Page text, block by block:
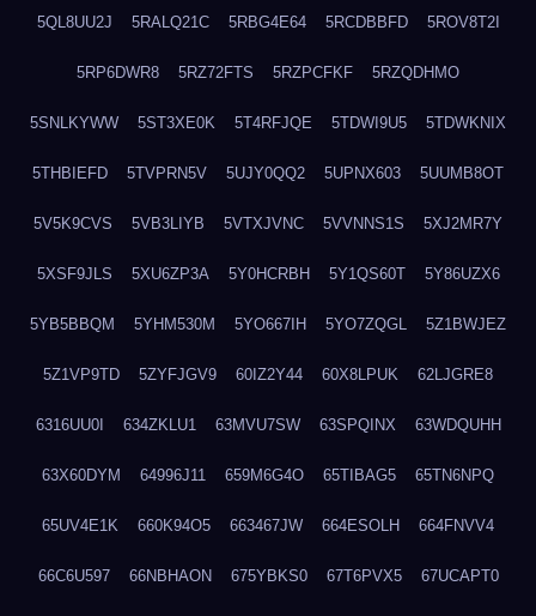
5QL8UU2J 5RALQ21C 5RBG4E64 5RCDBBFD 5ROV8T2I
5RP6DWR8 5RZ72FTS 5RZPCFKF 5RZQDHMO
5SNLKYWW 5ST3XE0K 5T4RFJQE 5TDWI9U5 5TDWKNIX
5THBIEFD 5TVPRN5V 5UJY0QQ2 5UPNX603 5UUMB8OT
5V5K9CVS 5VB3LIYB 5VTXJVNC 5VVNNS1S 5XJ2MR7Y
5XSF9JLS 5XU6ZP3A 5Y0HCRBH 5Y1QS60T 5Y86UZX6
5YB5BBQM 5YHM530M 5YO667IH 5YO7ZQGL 5Z1BWJEZ
5Z1VP9TD 5ZYFJGV9 60IZ2Y44 60X8LPUK 62LJGRE8
6316UU0I 634ZKLU1 63MVU7SW 63SPQINX 63WDQUHH
63X60DYM 64996J11 659M6G4O 65TIBAG5 65TN6NPQ
65UV4E1K 660K94O5 663467JW 664ESOLH 664FNVV4
66C6U597 66NBHAON 675YBKS0 67T6PVX5 67UCAPT0